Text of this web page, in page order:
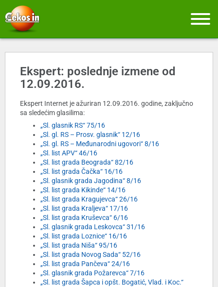
Ekspert: poslednje izmene od
12.09.2016.
Ekspert Internet je ažuriran 12.09.2016. godine, zaključno
sa sledećim glasilima:
„Sl. glasnik RS“ 75/16
„Sl. gl. RS – Prosv. glasnik“ 12/16
„Sl. gl. RS – Međunarodni ugovori“ 8/16
„Sl. list APV“ 46/16
„Sl. list grada Beograda“ 82/16
„Sl. list grada Čačka“ 16/16
„Sl. glasnik grada Jagodina“ 8/16
„Sl. list grada Kikinde“ 14/16
„Sl. list grada Kragujevca“ 26/16
„Sl. list grada Kraljeva“ 17/16
„Sl. list grada Kruševca“ 6/16
„Sl. glasnik grada Leskovca“ 31/16
„Sl. list grada Loznice“ 16/16
„Sl. list grada Niša“ 95/16
„Sl. list grada Novog Sada“ 52/16
„Sl. list grada Pančeva“ 24/16
„Sl. glasnik grada Požarevca“ 7/16
„Sl. list grada Šapca i opšt. Bogatić, Vlad. i Koc.“